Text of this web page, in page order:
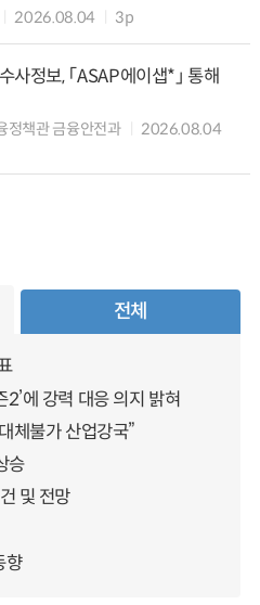
2026.08.04 3p
정보, 「ASAP에이샙*」 통해
정책관 금융안전과
2026.08.04
전체
2’에 강력 대응 의지 밝혀
체불가 산업강국”
승
및 전망
향